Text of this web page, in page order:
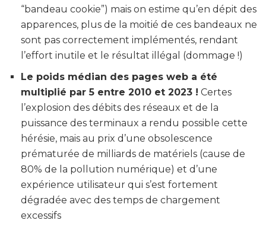
“bandeau cookie”) mais on estime qu’en dépit des
apparences, plus de la moitié de ces bandeaux ne
sont pas correctement implémentés, rendant
l’effort inutile et le résultat illégal (dommage !)
Le poids médian des pages web a été
multiplié par 5 entre 2010 et 2023 ! Certes
l’explosion des débits des réseaux et de la
puissance des terminaux a rendu possible cette
hérésie, mais au prix d’une obsolescence
prématurée de milliards de matériels (cause de
80% de la pollution numérique) et d’une
expérience utilisateur qui s’est fortement
dégradée avec des temps de chargement
excessifs